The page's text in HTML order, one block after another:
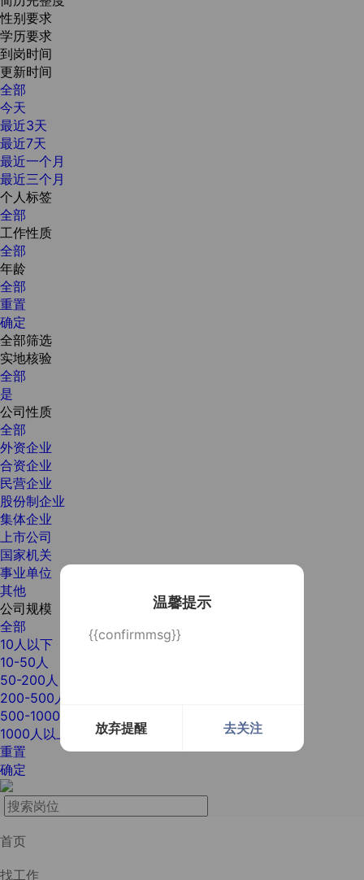
温馨提示
{{confirmmsg}}
放弃提醒 去关注
性别要求
学历要求
到岗时间
更新时间
全部
今天
最近3天
最近7天
最近一个月
最近三个月
个人标签
全部
工作性质
全部
年龄
全部
重置
确定
全部筛选
实地核验
全部
是
公司性质
全部
外资企业
合资企业
民营企业
股份制企业
集体企业
上市公司
国家机关
事业单位
其他
公司规模
全部
10人以下
10-50人
50-200人
200-500人
500-1000人
1000人以上
重置
确定
首页
找工作